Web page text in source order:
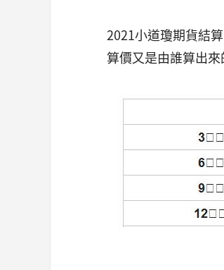
2021小道瓊期貨結
算價又是由誰算出來